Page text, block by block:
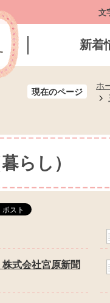
文
新着
現在のページ
ホ
らし）
式会社宮原新聞